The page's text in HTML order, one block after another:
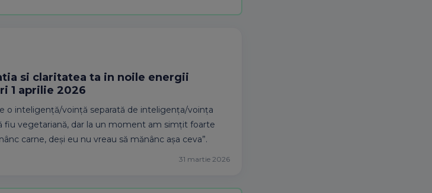
si claritatea ta in noile energii
1 aprilie 2026
o inteligență/voință separată de inteligența/voința
fiu vegetariană, dar la un moment am simțit foarte
carne, deși eu nu vreau să mănânc așa ceva”.
31 martie 2026